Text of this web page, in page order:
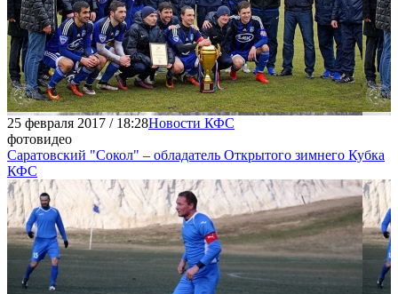
25 февраля 2017 / 18:28Новости КФС
фотовидео
Саратовский "Сокол" – обладатель Открытого зимнего Кубка
КФС